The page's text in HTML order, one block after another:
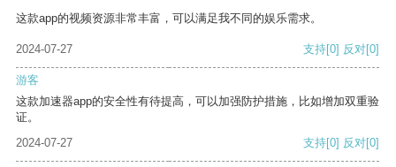
这款app的视频资源非常丰富，可以满足我不同的娱乐需求。
2024-07-27 支持[0] 反对[0]
游客
这款加速器app的安全性有待提高，可以加强防护措施，比如增加双重验
证。
2024-07-27
支持[0] 反对[0]